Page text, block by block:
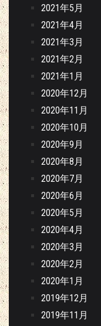
2021年5月
2021年4月
2021年3月
2021年2月
2021年1月
2020年12月
2020年11月
2020年10月
2020年9月
2020年8月
2020年7月
2020年6月
2020年5月
2020年4月
2020年3月
2020年2月
2020年1月
2019年12月
2019年11月